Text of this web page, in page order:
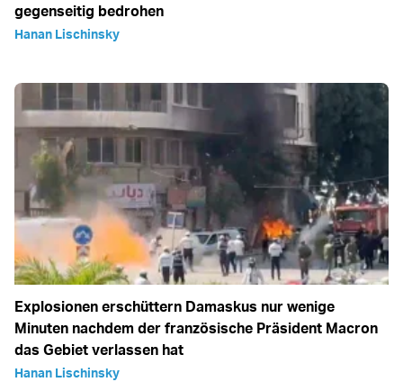
gegenseitig bedrohen
Hanan Lischinsky
Explosionen erschüttern Damaskus nur wenige
Minuten nachdem der französische Präsident Macron
das Gebiet verlassen hat
Hanan Lischinsky